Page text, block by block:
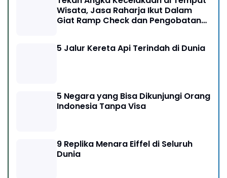
Wisata, Jasa Raharja Ikut Dalam
Giat Ramp Check dan Pengobatan
5 Jalur Kereta Api Terindah di Dunia
5 Negara yang Bisa Dikunjungi Orang
Indonesia Tanpa Visa
9 Replika Menara Eiffel di Seluruh
Dunia